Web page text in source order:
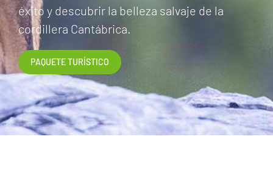
éxito y descubrir la belleza salvaje de la
cordillera Cantábrica.
PAQUETE TURÍSTICO